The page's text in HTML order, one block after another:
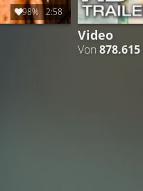
98% 2:58
Video
Von 878.615